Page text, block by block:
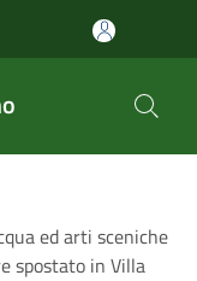
ed arti sceniche
spostato in Villa